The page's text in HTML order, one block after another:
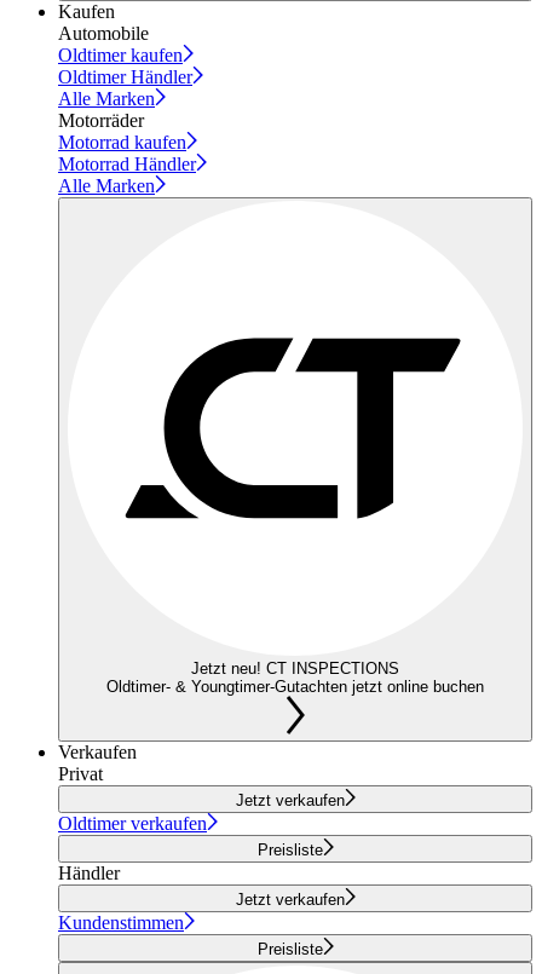
Kaufen
Automobile
Oldtimer kaufen
Oldtimer Händler
Alle Marken
Motorräder
Motorrad kaufen
Motorrad Händler
Alle Marken
Jetzt neu! CT INSPECTIONS
Oldtimer- & Youngtimer-Gutachten jetzt online buchen
Verkaufen
Privat
Jetzt verkaufen
Oldtimer verkaufen
Preisliste
Händler
Jetzt verkaufen
Kundenstimmen
Preisliste